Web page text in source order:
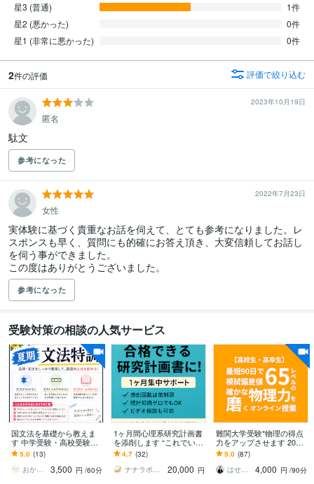
星3 (普通)
1件
星2 (悪かった)
0件
星1 (非常に悪かった)
0件
2件の評価 評価で絞り込む
2023年10月19日
匿名
駄文
参考になった
2022年7月23日
女性
実体験に基づく貴重なお話を伺えて、とても参考になりました。レ
スポンスも早く、質問にも的確にお答え頂き、大変信頼してお話し
を伺う事ができました。
この度はありがとうございました。
参考になった
受験対策の相談の人気サービス
国文法を基礎から教えま
す 中学受験・高校受験の
文法を基礎から整理
5.0 (13)
おかむら先生
3,500 円 /60分
1ヶ月間心理系研究計画書
を添削します “これでいい
のかな？”から、“これで行
ける”へ
4.7 (32)
ナナラボ 寺島
20,000 円
難関大学受験*物理の得点
力をアップさせます 2026
年5月までにお申し込みの
方限定です。
5.0 (87)
はせがわ＠難関大物理で点をとらせるコーチ
4,000 円 /90分